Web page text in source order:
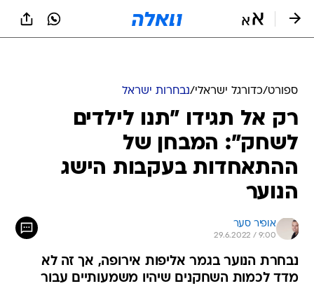
ספורט/כדורגל ישראלי/נבחרות ישראל
רק אל תגידו "תנו לילדים
לשחק": המבחן של
ההתאחדות בעקבות הישג
הנוער
אופיר סער
29.6.2022 / 9:00
נבחרת הנוער בגמר אליפות אירופה, אך זה לא
מדד לכמות השחקנים שיהיו משמעותיים עבור